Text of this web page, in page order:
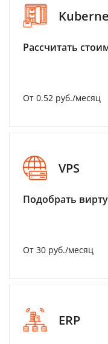
Рассчитать
От 0.52 руб./месяц
VPS
Подобрать
От 30 руб./месяц
ERP